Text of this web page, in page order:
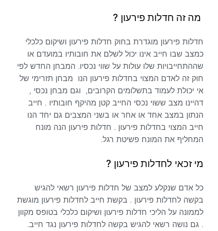
מה זה חדלות פירעון ?
חדלות פירעון מוגדרת בחוק חדלות פירעון ושיקום כלכלי
כמצב שבו חייב אינו יכול לשלם את חובותיו במועדם או
שההתחייבויות שלו עולות על שווי נכסיו. המבחן החדש לפי
חוק זה לאדם המצוי בחדלות פירעון הנו מבחן תזרימי של
אי יכולת לעמוד בתשלומים הקרובים, וגם מבחן נכסי ,
דהיינו מצב ששוי נכסי החייב קטן מהיקף חובותיו . חייב
הנתון במצב אחד או אחר או בשני המצבים גם יחד הנו
חייב המצוי בחדלות פירעון . חדלות פירעון הנה מונח
המחליף את המונח פשיטת רגל.
מי זכאי לחדלות פירעון ?
כל אדם שנקלע למצב של חדלות פירעון רשאי להגיש
בקשה לחדלות פירעון . בקשת חייב לחדלות פירעון מוגשת
לממונה על הליכי חדלות פירעון ושיקום כלכלי בטופס מקוון
. גם נושה רשאי להגיש בקשה לחדלות פירעון נגד חייב.